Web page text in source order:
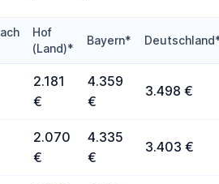
Hof
(Land)*
Bayern*
2.181
€
4.359
€
3.498 €
2.070
€
4.335
€
3.403 €